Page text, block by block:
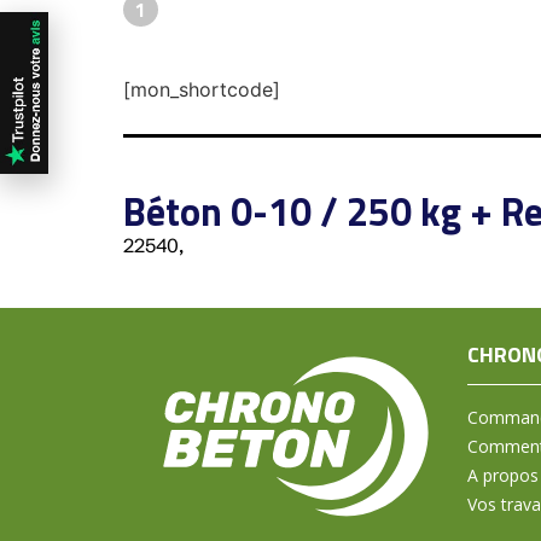
1
[mon_shortcode]
Béton 0-10 / 250 kg +
22540,
A propos
Vos